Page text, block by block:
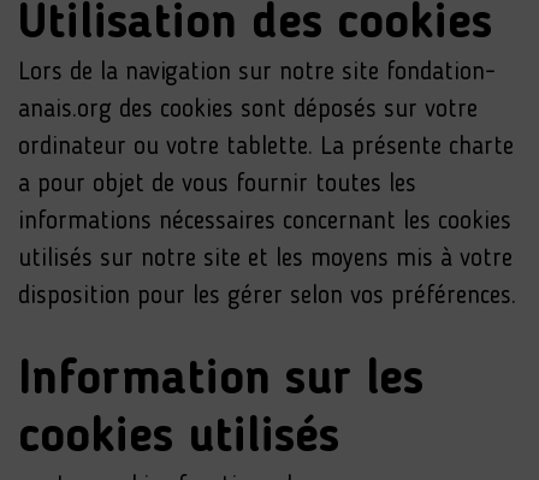
Utilisation des cookies
Lors de la navigation sur notre site fondation-
anais.org des cookies sont déposés sur votre
ordinateur ou votre tablette. La présente charte
a pour objet de vous fournir toutes les
informations nécessaires concernant les cookies
utilisés sur notre site et les moyens mis à votre
disposition pour les gérer selon vos préférences.
Information sur les
cookies utilisés